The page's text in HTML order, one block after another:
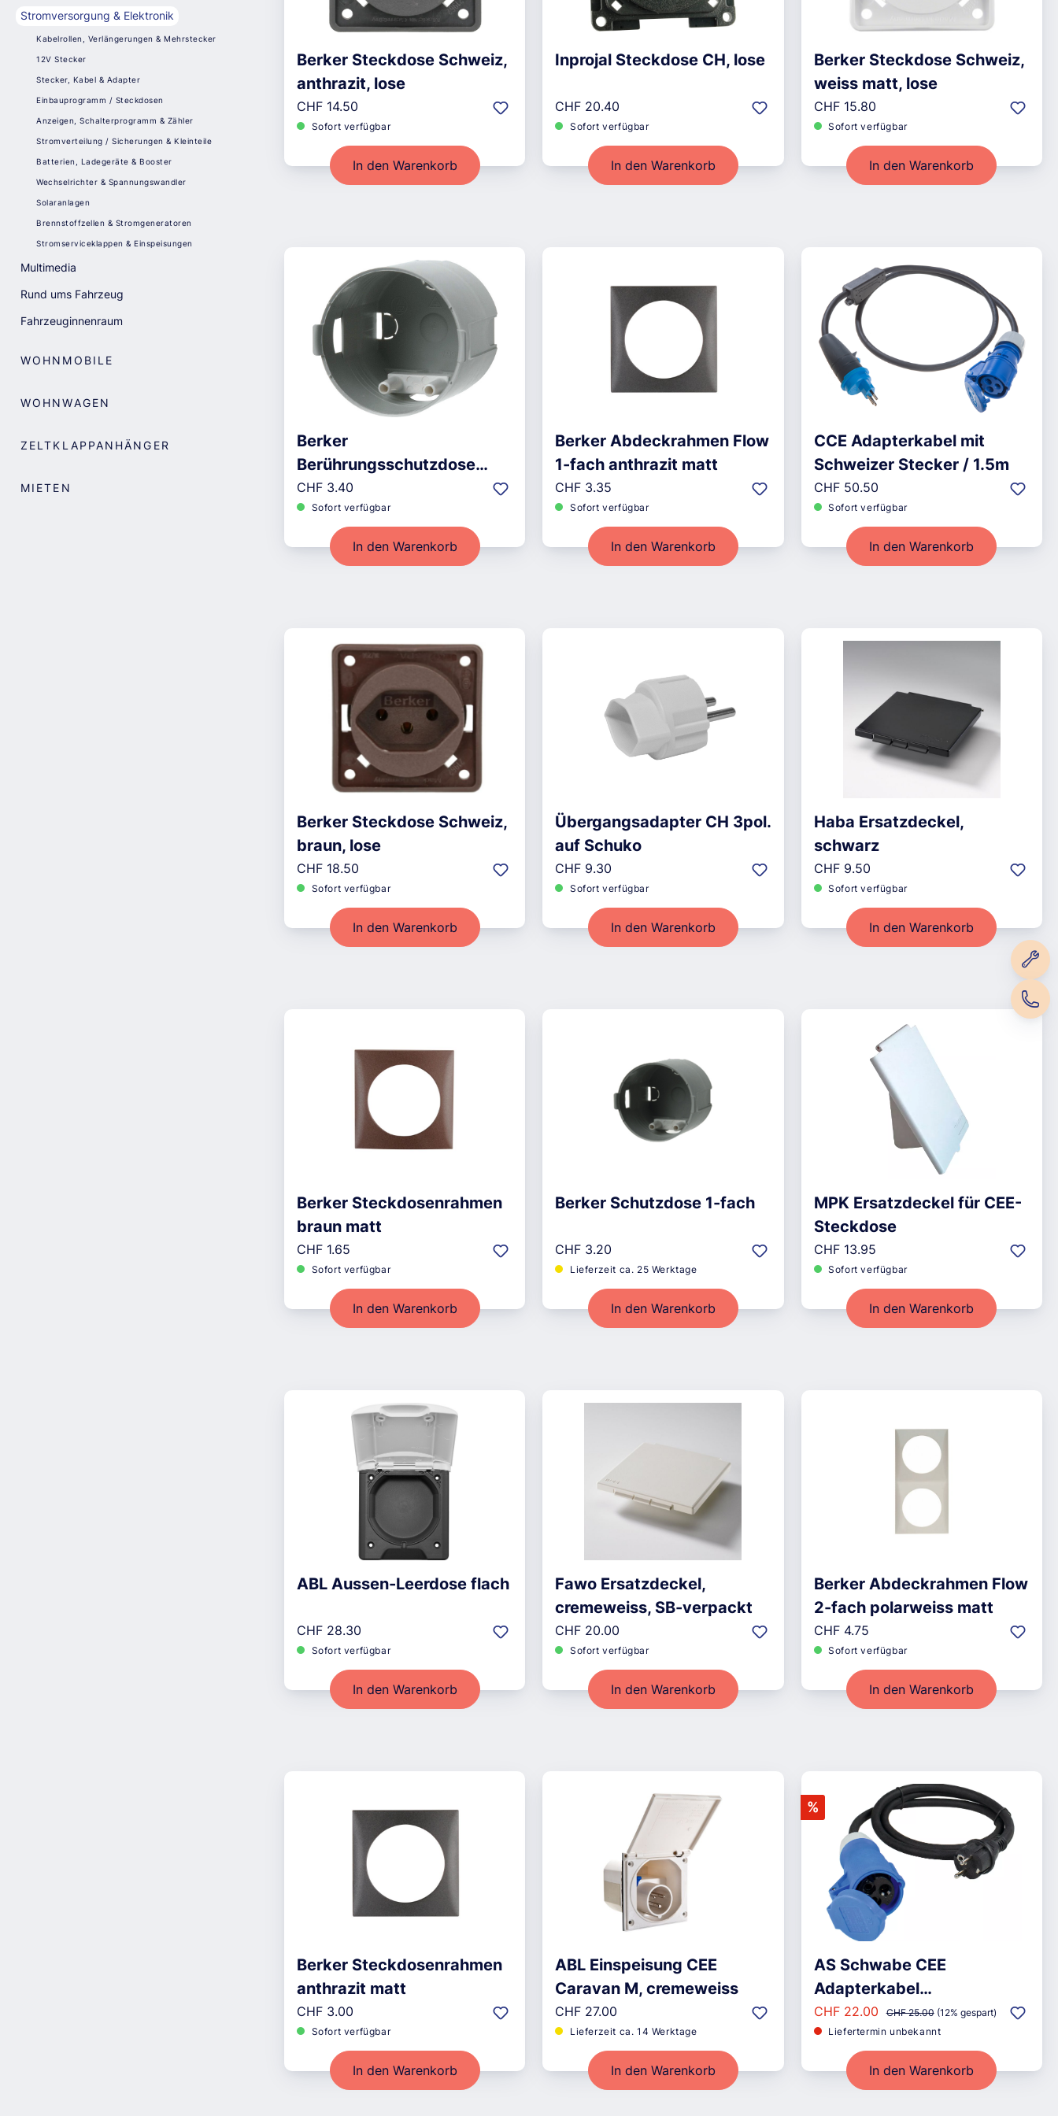
Stromversorgung & Elektronik
Kabelrollen, Verlängerungen & Mehrstecker
12V Stecker
Stecker, Kabel & Adapter
Einbauprogramm / Steckdosen
Anzeigen, Schalterprogramm & Zähler
Stromverteilung / Sicherungen & Kleinteile
Batterien, Ladegeräte & Booster
Wechselrichter & Spannungswandler
Solaranlagen
Brennstoffzellen & Stromgeneratoren
Stromserviceklappen & Einspeisungen
Multimedia
Rund ums Fahrzeug
Fahrzeuginnenraum
WOHNMOBILE
WOHNWAGEN
ZELTKLAPPANHÄNGER
MIETEN
Berker Steckdose Schweiz,
anthrazit, lose
Regulärer Preis:
CHF 14.50
Sofort verfügbar
In den Warenkorb
Inprojal Steckdose CH, lose
Regulärer Preis:
CHF 20.40
Sofort verfügbar
In den Warenkorb
Berker Steckdose Schweiz,
weiss matt, lose
Regulärer Preis:
CHF 15.80
Sofort verfügbar
In den Warenkorb
Berker
Berührungsschutzdose
ø45mm 1-fach
Regulärer Preis:
CHF 3.40
Sofort verfügbar
In den Warenkorb
Berker Abdeckrahmen Flow
1-fach anthrazit matt
Regulärer Preis:
CHF 3.35
Sofort verfügbar
In den Warenkorb
CCE Adapterkabel mit
Schweizer Stecker / 1.5m
Regulärer Preis:
CHF 50.50
Sofort verfügbar
In den Warenkorb
Berker Steckdose Schweiz,
braun, lose
Regulärer Preis:
CHF 18.50
Sofort verfügbar
In den Warenkorb
Übergangsadapter CH 3pol.
auf Schuko
Regulärer Preis:
CHF 9.30
Sofort verfügbar
In den Warenkorb
Haba Ersatzdeckel,
schwarz
Regulärer Preis:
CHF 9.50
Sofort verfügbar
In den Warenkorb
Berker Steckdosenrahmen
braun matt
Regulärer Preis:
CHF 1.65
Sofort verfügbar
In den Warenkorb
Berker Schutzdose 1-fach
Regulärer Preis:
CHF 3.20
Lieferzeit ca. 25 Werktage
In den Warenkorb
MPK Ersatzdeckel für CEE-
Steckdose
Regulärer Preis:
CHF 13.95
Sofort verfügbar
In den Warenkorb
ABL Aussen-Leerdose flach
Regulärer Preis:
CHF 28.30
Sofort verfügbar
In den Warenkorb
Fawo Ersatzdeckel,
cremeweiss, SB-verpackt
Regulärer Preis:
CHF 20.00
Sofort verfügbar
In den Warenkorb
Berker Abdeckrahmen Flow
2-fach polarweiss matt
Regulärer Preis:
CHF 4.75
Sofort verfügbar
In den Warenkorb
Berker Steckdosenrahmen
anthrazit matt
Regulärer Preis:
CHF 3.00
Sofort verfügbar
In den Warenkorb
ABL Einspeisung CEE
Caravan M, cremeweiss
Regulärer Preis:
CHF 27.00
Lieferzeit ca. 14 Werktage
In den Warenkorb
%
AS Schwabe CEE
Adapterkabel
Schukostecker auf CEE-
Kupplung 3-polig
Verkaufspreis:
CHF 22.00 Regulärer Preis:
CHF 25.00 (12% gespart)
Liefertermin unbekannt
In den Warenkorb